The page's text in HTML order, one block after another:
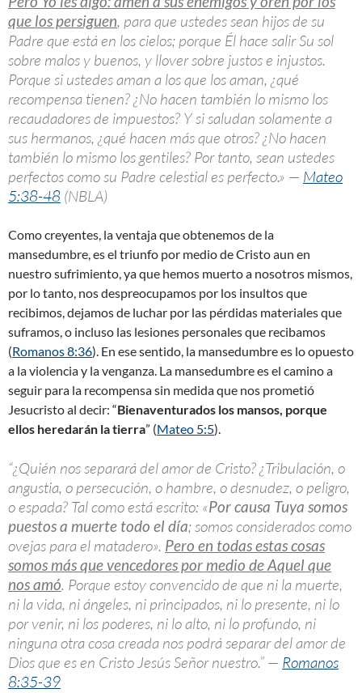
que los persiguen, para que ustedes sean hijos de su
Padre que está en los cielos; porque Él hace salir Su sol
sobre malos y buenos, y llover sobre justos e injustos.
Porque si ustedes aman a los que los aman, ¿qué
recompensa tienen? ¿No hacen también lo mismo los
recaudadores de impuestos? Y si saludan solamente a
sus hermanos, ¿qué hacen más que otros? ¿No hacen
también lo mismo los gentiles? Por tanto, sean ustedes
perfectos como su Padre celestial es perfecto.» — Mateo
5:38-48 (NBLA)
Como creyentes, la ventaja que obtenemos de la
mansedumbre, es el triunfo por medio de Cristo aun en
nuestro sufrimiento, ya que hemos muerto a nosotros mismos,
por lo tanto, nos despreocupamos por los insultos que
recibimos, dejamos de luchar por las pérdidas materiales que
suframos, o incluso las lesiones personales que recibamos
(Romanos 8:36). En ese sentido, la mansedumbre es lo opuesto
a la violencia y la venganza. La mansedumbre es el camino a
seguir para la recompensa sin medida que nos prometió
Jesucristo al decir: “Bienaventurados los mansos, porque
ellos heredarán la tierra” (Mateo 5:5).
“¿Quién nos separará del amor de Cristo? ¿Tribulación, o
angustia, o persecución, o hambre, o desnudez, o peligro,
o espada? Tal como está escrito: «Por causa Tuya somos
puestos a muerte todo el día; somos considerados como
ovejas para el matadero». Pero en todas estas cosas
somos más que vencedores por medio de Aquel que
nos amó. Porque estoy convencido de que ni la muerte,
ni la vida, ni ángeles, ni principados, ni lo presente, ni lo
por venir, ni los poderes, ni lo alto, ni lo profundo, ni
ninguna otra cosa creada nos podrá separar del amor de
Dios que es en Cristo Jesús Señor nuestro.” — Romanos
8:35-39